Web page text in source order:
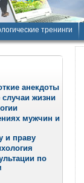
тренинги
анекдоты
жизни
мужчин и
и праву
по